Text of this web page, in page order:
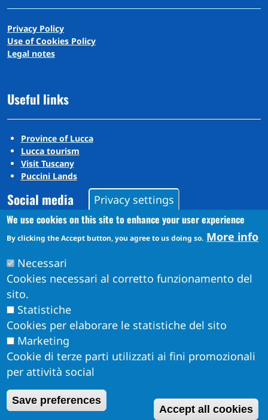
Privacy Policy
Use of Cookies Policy
Legal notes
Useful links
Province of Lucca
Lucca tourism
Visit Tuscany
Puccini Lands
Social media
Instagram
Obiettivi di Accessibilità per l'anno 2026
Dichiarazione di Accessibilità
Privacy settings
We use cookies on this site to enhance your user experience
By clicking the Accept button, you agree to us doing so. More info
Necessari
Cookies necessari al corretto funzionamento del
sito.
Statistiche
Cookies per elaborare le statistiche del sito
Marketing
Cookie di terze parti utilizzati ai fini promozionali
per attività social
Save preferences
Accept all cookies